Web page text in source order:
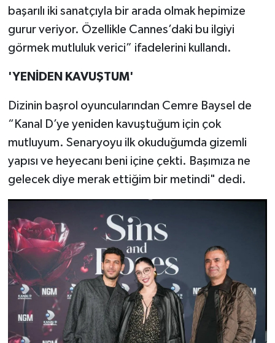
başarılı iki sanatçıyla bir arada olmak hepimize
gurur veriyor. Özellikle Cannes’daki bu ilgiyi
görmek mutluluk verici” ifadelerini kullandı.
'YENİDEN KAVUŞTUM'
Dizinin başrol oyuncularından Cemre Baysel de
“Kanal D’ye yeniden kavuştuğum için çok
mutluyum. Senaryoyu ilk okuduğumda gizemli
yapısı ve heyecanı beni içine çekti. Başımıza ne
gelecek diye merak ettiğim bir metindi" dedi.